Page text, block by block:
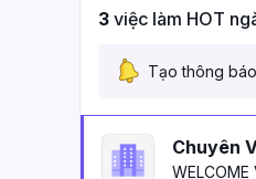
3 việc làm HOT
Tạo thông
Chuyên
WELCOME